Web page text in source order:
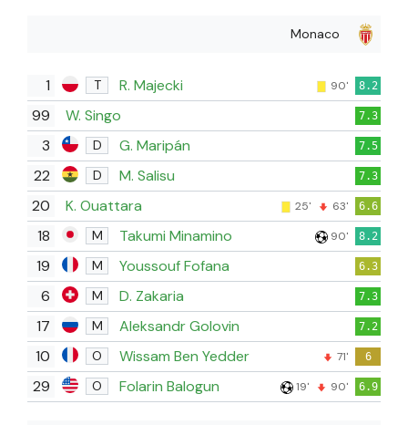
Monaco
1 T R. Majecki 90' 8.2
99 W. Singo 7.3
3 D G. Maripán 7.5
22 D M. Salisu 7.3
20 K. Ouattara 25' 63' 6.6
18 M Takumi Minamino 90' 8.2
19 M Youssouf Fofana 6.3
6 M D. Zakaria 7.3
17 M Aleksandr Golovin 7.2
10 O Wissam Ben Yedder 71' 6
29 O Folarin Balogun 19' 90' 6.9